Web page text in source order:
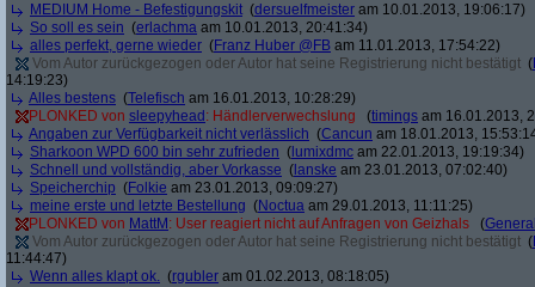
MEDIUM Home - Befestigungskit (dersuelfmeister am 10.01.2013, 19:06:17)
So soll es sein (erlachma am 10.01.2013, 20:41:34)
alles perfekt, gerne wieder (Franz Huber @FB am 11.01.2013, 17:54:22)
Vom Autor zurückgezogen oder Autor hat seine Registrierung nicht bestätigt (
14:19:23)
Alles bestens (Telefisch am 16.01.2013, 10:28:29)
PLONKED von sleepyhead : Händlerverwechslung (timings am 16.01.2013,
Angaben zur Verfügbarkeit nicht verlässlich (Cancun am 18.01.2013,
Sharkoon WPD 600 bin sehr zufrieden ( lumixdmc am 22.01.2013, 19:19:34)
Schnell und vollständig, aber Vorkasse ( lanske am 23.01.2013, 07:02:40)
Speicherchip (Folkie am 23.01.2013, 09:09:27)
meine erste und letzte Bestellung (Noctua am 29.01.2013, 11:11:25)
PLONKED von MattM : User reagiert nicht auf Anfragen von Geizhals (
Vom Autor zurückgezogen oder Autor hat seine Registrierung nicht bestätigt (
11:44:47)
Wenn alles klapt ok. (rgubler am 01.02.2013, 08:18:05)